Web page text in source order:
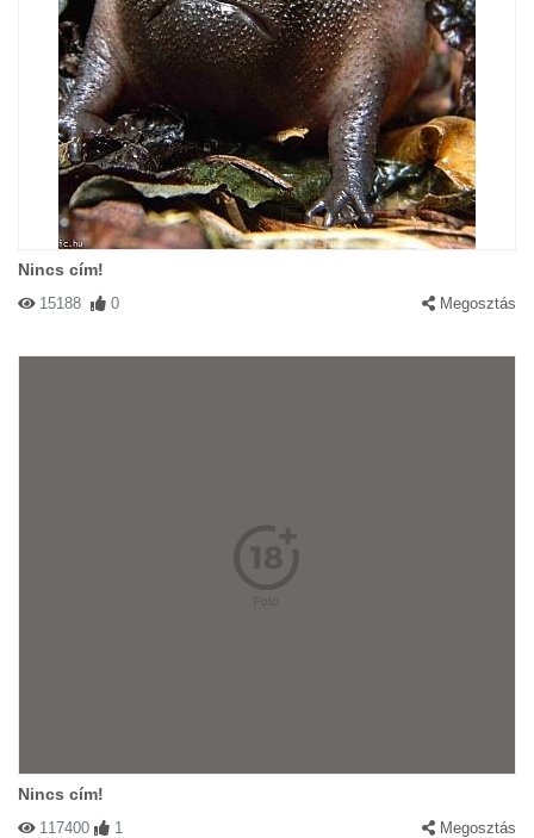
Nincs cím!
15188 0 Megosztás
Nincs cím!
117400 1 Megosztás